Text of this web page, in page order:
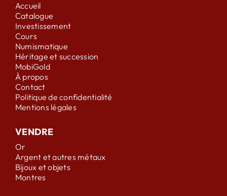
Accueil
Catalogue
Investissement
Cours
Numismatique
Héritage et succession
MobiGold
À propos
Contact
Politique de confidentialité
Mentions légales
VENDRE
Or
Argent et autres métaux
Bijoux et objets
Montres